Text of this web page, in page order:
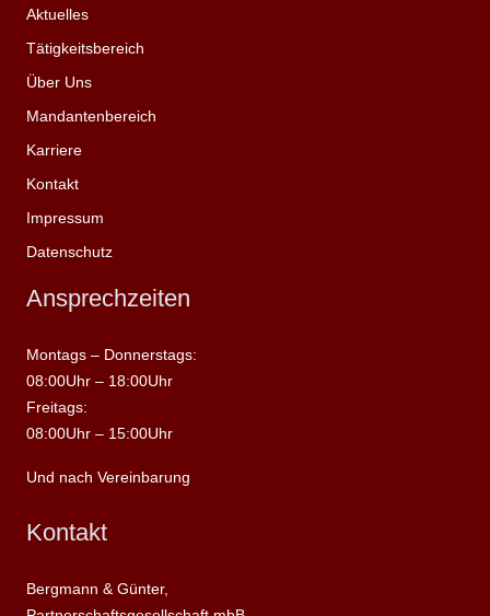
Aktuelles
Tätigkeitsbereich
Über Uns
Mandantenbereich
Karriere
Kontakt
Impressum
Datenschutz
Ansprechzeiten
Montags – Donnerstags:
08:00Uhr – 18:00Uhr
Freitags:
08:00Uhr – 15:00Uhr
Und nach Vereinbarung
Kontakt
Bergmann & Günter,